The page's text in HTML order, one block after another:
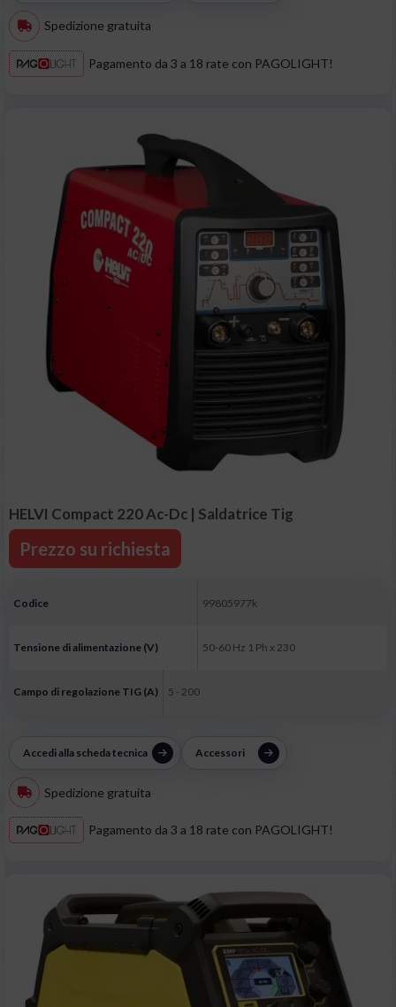
Spedizione gratuita
Pagamento da 3 a 18 rate con PAGOLIGHT!
HELVI Compact 220 Ac-Dc | Saldatrice Tig
Prezzo su richiesta
Codice 99805977k
Tensione di alimentazione (V) 50-60 Hz 1 Ph x 230
Campo di regolazione TIG (A) 5 - 200
Accedi alla scheda tecnica Accessori
Spedizione gratuita
Pagamento da 3 a 18 rate con PAGOLIGHT!